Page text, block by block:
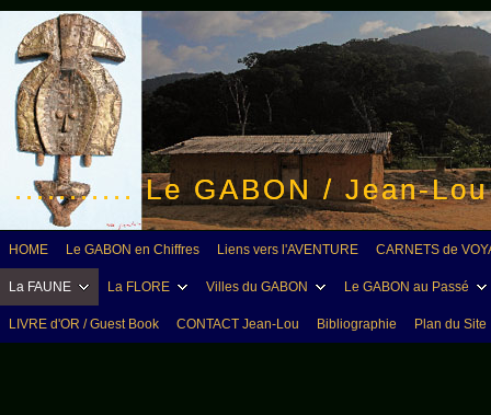
........... Le GABON / Jean-
HOME Le GABON en Chiffres Liens vers l'AVENTURE CARNETS de
La FAUNE La FLORE Villes du GABON Le GABON au Passé
LIVRE d'OR / Guest Book CONTACT Jean-Lou Bibliographie Plan du Site